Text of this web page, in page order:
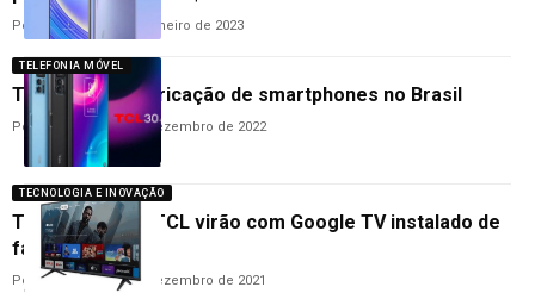
Por Cleane Lima 10 de janeiro de 2023
TELEFONIA MÓVEL
TCL anuncia fabricação de smartphones no Brasil
Por Cleane Lima10 de dezembro de 2022
TECNOLOGIA E INOVAÇÃO
Televisores da TCL virão com Google TV instalado de
fábrica
Por Cleane Lima23 de dezembro de 2021